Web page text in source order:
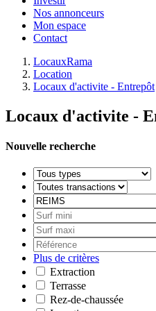
Nos annonceurs
Mon espace
Contact
LocauxRama
Location
Locaux d'activite - Entrepôt
Locaux d'activite -
Nouvelle recherche
Plus de critères
Extraction
Terrasse
Rez-de-chaussée